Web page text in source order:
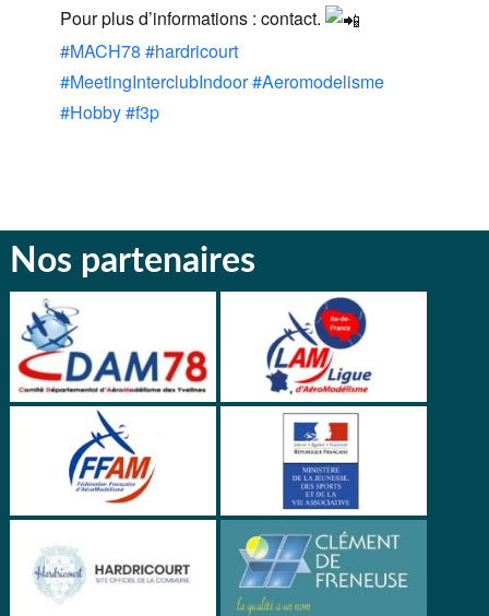
Pour plus d’informations : contact.
#MACH78 #hardricourt
#MeetingInterclubIndoor#Aeromodelisme
#Hobby#f3p
Nos partenaires